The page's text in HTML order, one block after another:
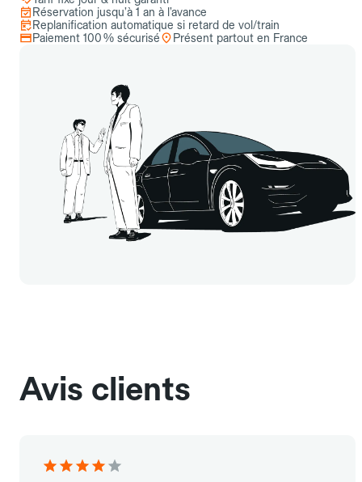
Réservation jusqu’à 1 an à l’avance
Replanification automatique si retard de vol/train
Paiement 100 % sécurisé
Présent partout en France
Avis clients